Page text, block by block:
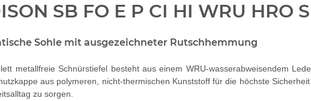
SB FO E P CI HI WRU
Sohle mit ausgezeichneter Rutschhemmung
metallfreie Schnürstiefel besteht aus einem WRU-wasserabweisendem
aus polymeren, nicht-thermischen Kunststoff für die höchste
zu sorgen.